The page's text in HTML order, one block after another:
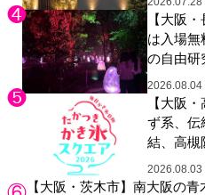
【大阪・
は入場無
の自由研
ガーデン
2026.08.04
【大阪
ず系、伝
結、高槻
り
2026.08.03
【大阪・茨木市】南大阪の